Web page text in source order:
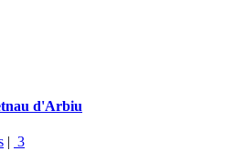
d'Arbiu
| 3